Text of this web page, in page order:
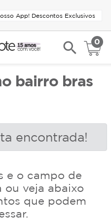
App! Descontos Exclusivos
search 0
bairro bras
encontrada!
e o campo de
ou veja abaixo
que podem